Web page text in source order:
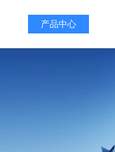
产品中心